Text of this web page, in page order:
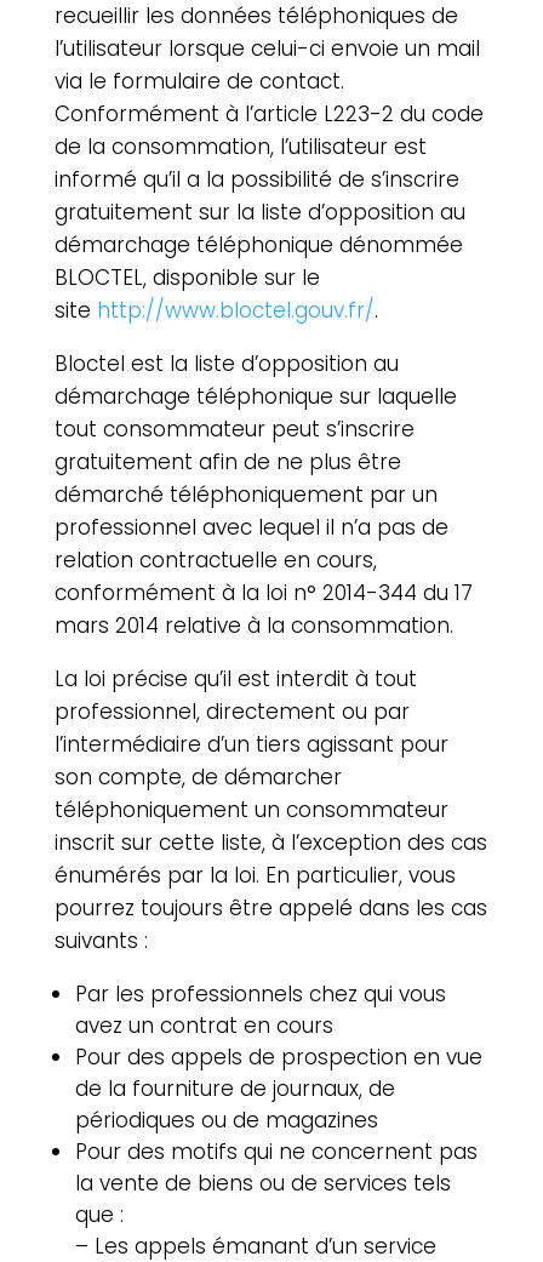
recueillir les données téléphoniques de
l’utilisateur lorsque celui-ci envoie un mail
via le formulaire de contact.
Conformément à l’article L223-2 du code
de la consommation, l’utilisateur est
informé qu’il a la possibilité de s’inscrire
gratuitement sur la liste d’opposition au
démarchage téléphonique dénommée
BLOCTEL, disponible sur le
site http://www.bloctel.gouv.fr/.
Bloctel est la liste d’opposition au
démarchage téléphonique sur laquelle
tout consommateur peut s’inscrire
gratuitement afin de ne plus être
démarché téléphoniquement par un
professionnel avec lequel il n’a pas de
relation contractuelle en cours,
conformément à la loi n° 2014-344 du 17
mars 2014 relative à la consommation.
La loi précise qu’il est interdit à tout
professionnel, directement ou par
l’intermédiaire d’un tiers agissant pour
son compte, de démarcher
téléphoniquement un consommateur
inscrit sur cette liste, à l’exception des cas
énumérés par la loi. En particulier, vous
pourrez toujours être appelé dans les cas
suivants :
Par les professionnels chez qui vous
avez un contrat en cours
Pour des appels de prospection en vue
de la fourniture de journaux, de
périodiques ou de magazines
Pour des motifs qui ne concernent pas
la vente de biens ou de services tels
que :
– Les appels émanant d’un service